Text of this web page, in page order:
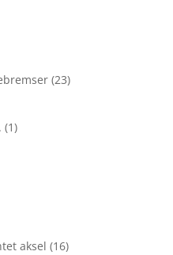
(23)
(1)
aksel (16)